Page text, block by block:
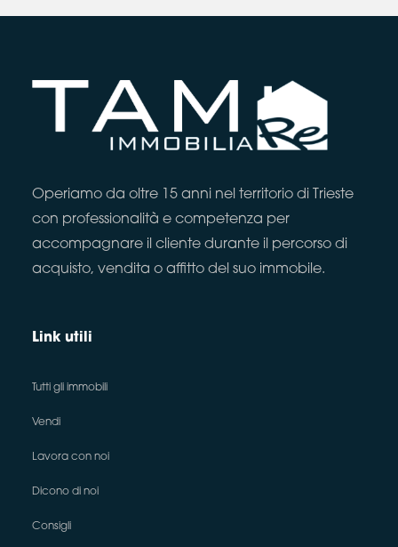
Operiamo da oltre 15 anni nel territorio di Trieste
con professionalità e competenza per
accompagnare il cliente durante il percorso di
acquisto, vendita o affitto del suo immobile.
Link utili
Tutti gli immobili
Vendi
Lavora con noi
Dicono di noi
Consigli